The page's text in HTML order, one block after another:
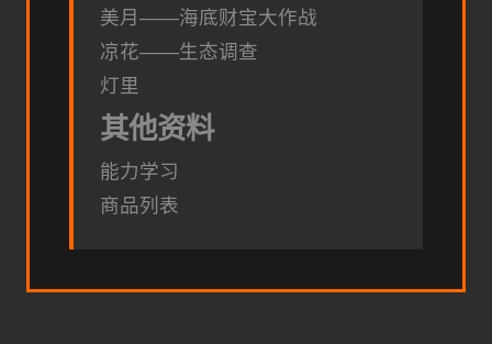
美月——海底财宝大作战
凉花——生态调查
灯里
其他资料
能力学习
商品列表